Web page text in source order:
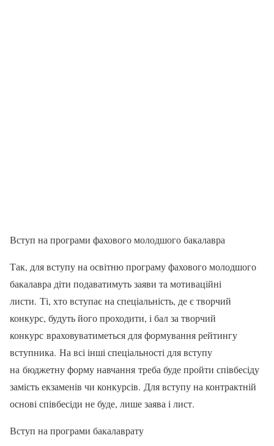
Вступ на програми фахового молодшого бакалавра
Так, для вступу на освітню програму фахового молодшого
бакалавра діти подаватимуть заяви та мотиваційні
листи. Ті, хто вступає на спеціальність, де є творчий
конкурс, будуть його проходити, і бал за творчий
конкурс враховуватиметься для формування рейтингу
вступника. На всі інші спеціальності для вступу
на бюджетну форму навчання треба буде пройти співбесіду
замість екзаменів чи конкурсів. Для вступу на контрактній
основі співбесіди не буде, лише заява і лист.
Вступ на програми бакалаврату